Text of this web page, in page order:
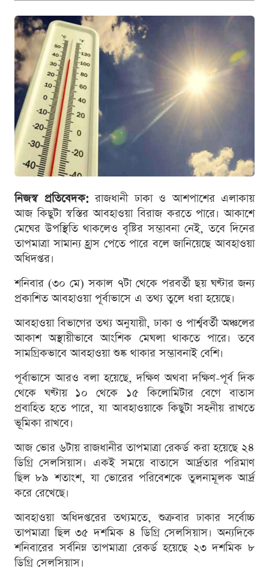
নিজস্ব প্রতিবেদক:রাজধানী ঢাকা ও আশপাশের এলাকায়
আজ কিছুটা স্বস্তির আবহাওয়া বিরাজ করতে পারে। আকাশে
মেঘের উপস্থিতি থাকলেও বৃষ্টির সম্ভাবনা নেই, তবে দিনের
তাপমাত্রা সামান্য হ্রাস পেতে পারে বলে জানিয়েছে আবহাওয়া
অধিদপ্তর।
শনিবার (৩০ মে) সকাল ৭টা থেকে পরবর্তী ছয় ঘণ্টার জন্য
প্রকাশিত আবহাওয়া পূর্বাভাসে এ তথ্য তুলে ধরা হয়েছে।
আবহাওয়া বিভাগের তথ্য অনুযায়ী, ঢাকা ও পার্শ্ববর্তী অঞ্চলের
আকাশ অস্থায়ীভাবে আংশিক মেঘলা থাকতে পারে। তবে
সামগ্রিকভাবে আবহাওয়া শুষ্ক থাকার সম্ভাবনাই বেশি।
পূর্বাভাসে আরও বলা হয়েছে, দক্ষিণ অথবা দক্ষিণ-পূর্ব দিক
থেকে ঘণ্টায় ১০ থেকে ১৫ কিলোমিটার বেগে বাতাস
প্রবাহিত হতে পারে, যা আবহাওয়াকে কিছুটা সহনীয় রাখতে
ভূমিকা রাখবে।
আজ ভোর ৬টায় রাজধানীর তাপমাত্রা রেকর্ড করা হয়েছে ২৪
ডিগ্রি সেলসিয়াস। একই সময়ে বাতাসে আর্দ্রতার পরিমাণ
ছিল ৮৯ শতাংশ, যা ভোরের পরিবেশকে তুলনামূলক আর্দ্র
করে রেখেছে।
আবহাওয়া অধিদপ্তরের তথ্যমতে, শুক্রবার ঢাকার সর্বোচ্চ
তাপমাত্রা ছিল ৩৫ দশমিক ৪ ডিগ্রি সেলসিয়াস। অন্যদিকে
শনিবারের সর্বনিম্ন তাপমাত্রা রেকর্ড হয়েছে ২৩ দশমিক ৮
ডিগ্রি সেলসিয়াস।